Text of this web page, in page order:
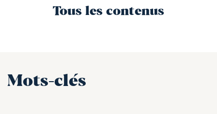
Tous les contenus
Mots-clés